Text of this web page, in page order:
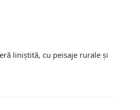
liniștită, cu peisaje rurale și